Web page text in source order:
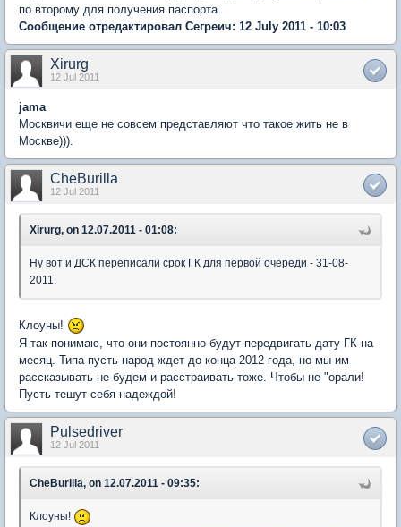
по второму для получения паспорта.
Сообщение отредактировал Сегреич: 12 July 2011 - 10:03
Xirurg
12 Jul 2011
jama
Москвичи еще не совсем представляют что такое жить не в
Москве))).
CheBurilla
12 Jul 2011
Xirurg, on 12.07.2011 - 01:08:
Ну вот и ДСК переписали срок ГК для первой очереди - 31-08-
2011.
Клоуны!
Я так понимаю, что они постоянно будут передвигать дату ГК на
месяц. Типа пусть народ ждет до конца 2012 года, но мы им
рассказывать не будем и расстраивать тоже. Чтобы не "орали!
Пусть тешут себя надеждой!
Pulsedriver
12 Jul 2011
CheBurilla, on 12.07.2011 - 09:35:
Клоуны!